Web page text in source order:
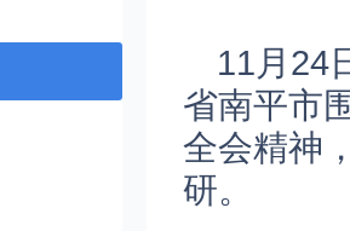
11月24
省南平市
全会精神
研。